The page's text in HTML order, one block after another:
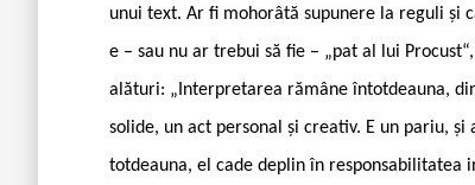
unui text. Ar fi mohorâtă supunere la reguli și
e – sau nu ar trebui să fie – „pat al lui
alături: „Interpretarea rămâne întotdeauna,
solide, un act personal și creativ. E un pariu,
totdeauna, el cade deplin în responsabilitatea